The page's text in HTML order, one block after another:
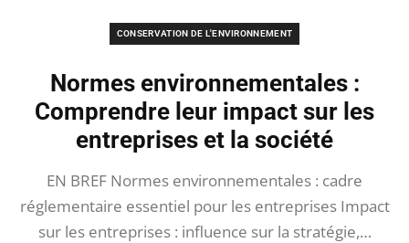
CONSERVATION DE L'ENVIRONNEMENT
Normes environnementales :
Comprendre leur impact sur les
entreprises et la société
EN BREF Normes environnementales : cadre
réglementaire essentiel pour les entreprises Impact
sur les entreprises : influence sur la stratégie,…